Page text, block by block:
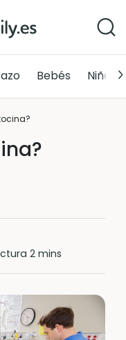
Bebés Niños
2 mins